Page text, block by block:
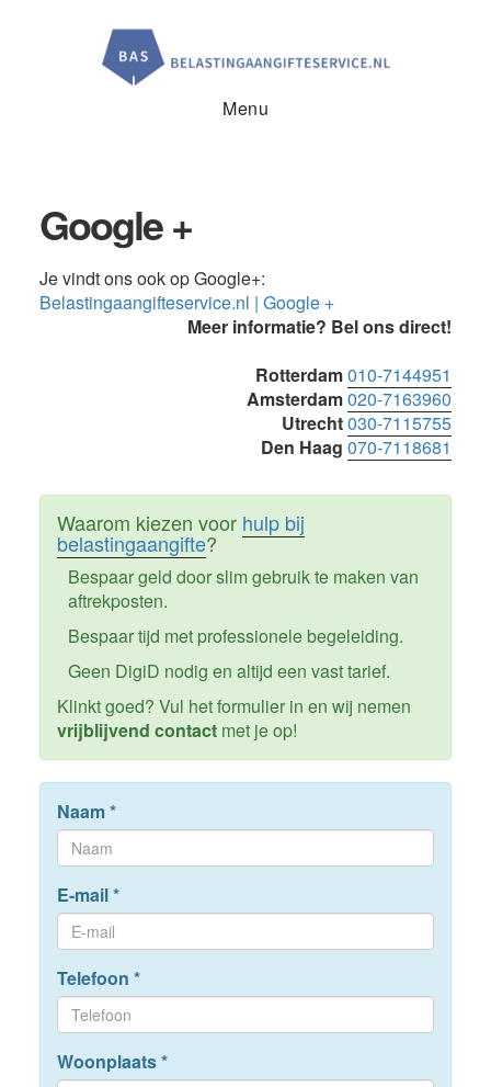
Menu
Google +
Je vindt ons ook op Google+:
Belastingaangifteservice.nl | Google +
Meer informatie? Bel ons direct!
Rotterdam010-7144951
Amsterdam020-7163960
Utrecht030-7115755
Den Haag 070-7118681
Waarom kiezen voor hulp bij
belastingaangifte?
Bespaar geld door slim gebruik te maken van
aftrekposten.
Bespaar tijd met professionele begeleiding.
Geen DigiD nodig en altijd een vast tarief.
Klinkt goed? Vul het formulier in en wij nemen
vrijblijvend contactmet je op!
Naam*
E-mail*
Telefoon *
Woonplaats*